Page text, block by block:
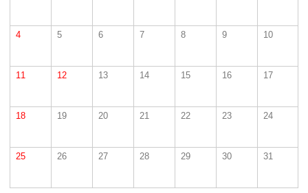
4 5 6 7 8 9 10
11 12 13 14 15 16 17
18 19 20 21 22 23 24
25 26 27 28 29 30 31